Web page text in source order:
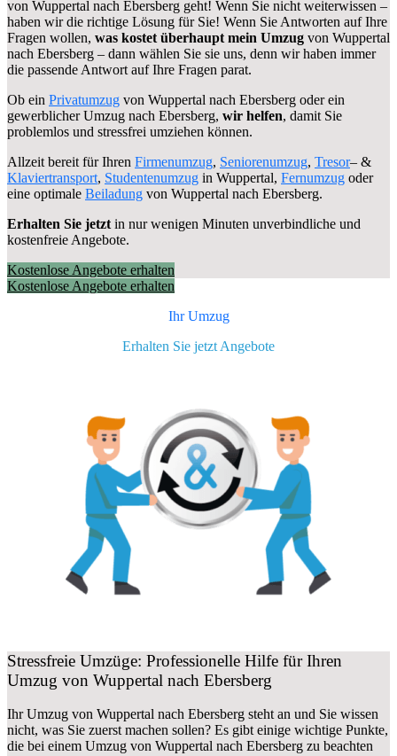
von Wuppertal nach Ebersberg geht! Wenn Sie nicht weiterwissen –
haben wir die richtige Lösung für Sie! Wenn Sie Antworten auf Ihre
Fragen wollen, was kostet überhaupt mein Umzug von Wuppertal
nach Ebersberg – dann wählen Sie sie uns, denn wir haben immer
die passende Antwort auf Ihre Fragen parat.
Ob ein Privatumzug von Wuppertal nach Ebersberg oder ein
gewerblicher Umzug nach Ebersberg, wir helfen, damit Sie
problemlos und stressfrei umziehen können.
Allzeit bereit für Ihren Firmenumzug, Seniorenumzug, Tresor– &
Klaviertransport, Studentenumzug in Wuppertal, Fernumzug oder
eine optimale Beiladung von Wuppertal nach Ebersberg.
Erhalten Sie jetzt in nur wenigen Minuten unverbindliche und
kostenfreie Angebote.
Kostenlose Angebote erhalten
Kostenlose Angebote erhalten
Ihr Umzug
Erhalten Sie jetzt Angebote
Stressfreie Umzüge: Professionelle Hilfe für Ihren
Umzug von Wuppertal nach Ebersberg
Ihr Umzug von Wuppertal nach Ebersberg steht an und Sie wissen
nicht, was Sie zuerst machen sollen? Es gibt einige wichtige Punkte,
die bei einem Umzug von Wuppertal nach Ebersberg zu beachten